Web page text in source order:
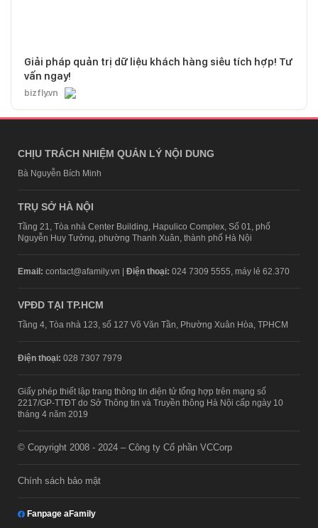
Giải pháp quản trị dữ liệu khách hàng siêu tích hợp! Tư
vấn ngay!
bizfly.vn
CHỊU TRÁCH NHIỆM QUẢN LÝ NỘI DUNG
Bà Nguyễn Bích Minh
TRỤ SỞ HÀ NỘI
Tầng 21, Tòa nhà Center Building, Hapulico Complex, Số 01, phố
Nguyễn Huy Tưởng, phường Thanh Xuân, thành phố Hà Nội
Email: contact@afamily.vn | Điện thoại: 024 7309 5555, máy lẻ 62.370
VPĐD TẠI TP.HCM
Tầng 4, Tòa nhà 123, số 127 Võ Văn Tần, Phường Xuân Hòa, TPHCM
Điện thoại: 028 7307 7979
Giấy phép thiết lập trang thông tin điện tử tổng hợp trên mạng số
2217/GP-TTĐT do Sở Thông tin và Truyền thông Hà Nội cấp ngày 10
tháng 4 năm 2019
© Copyright 2008 - 2024 – Công ty Cổ phần VCCorp
Chính sách bảo mật
Fanpage aFamily